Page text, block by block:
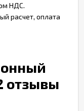
НДС.
расчет, оплата
отзывы